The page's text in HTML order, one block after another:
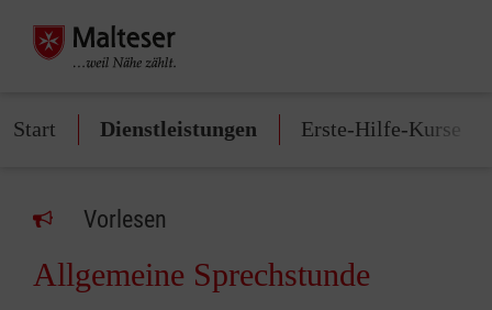
Start Dienstleistungen Erste-Hilfe-Kurse
Vorlesen
Allgemeine Sprechstunde